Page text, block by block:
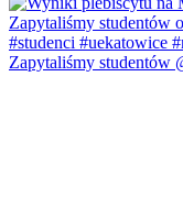
Zapytaliśmy studentów